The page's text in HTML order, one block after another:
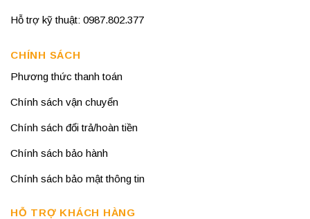
Hỗ trợ kỹ thuật: 0987.802.377
CHÍNH SÁCH
Phương thức thanh toán
Chính sách vận chuyển
Chính sách đổi trả/hoàn tiền
Chính sách bảo hành
Chính sách bảo mật thông tin
HỖ TRỢ KHÁCH HÀNG